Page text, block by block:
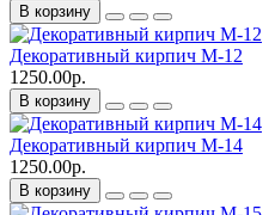
В корзину
Декоративный кирпич M-12
1250.00р.
В корзину
Декоративный кирпич M-14
1250.00р.
В корзину